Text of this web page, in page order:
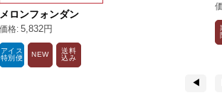
メロンフォンダン
5,832円
アイス
特別便
NEW
送料
込み
◀︎